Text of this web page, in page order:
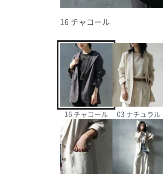
16 チャコール
16 チャコール 03 ナチュラル